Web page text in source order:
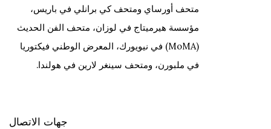
متحف أورساي ومتحفكي برانلي في باريس،
مؤسسة هيرميتاج في لوزان، متحف الفن الحديث
(MoMA)
في نيويورك، المعرض الوطني فيكتوريا
في ملبورن، ومتحف سينغر لارين في هولندا.
جهات الاتصال